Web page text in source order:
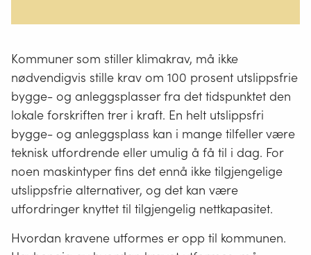
Kommuner som stiller klimakrav, må ikke
nødvendigvis stille krav om 100 prosent utslippsfrie
bygge- og anleggsplasser fra det tidspunktet den
lokale forskriften trer i kraft. En helt utslippsfri
bygge- og anleggsplass kan i mange tilfeller være
teknisk utfordrende eller umulig å få til i dag. For
noen maskintyper fins det ennå ikke tilgjengelige
utslippsfrie alternativer, og det kan være
utfordringer knyttet til tilgjengelig nettkapasitet.
Hvordan kravene utformes er opp til kommunen.